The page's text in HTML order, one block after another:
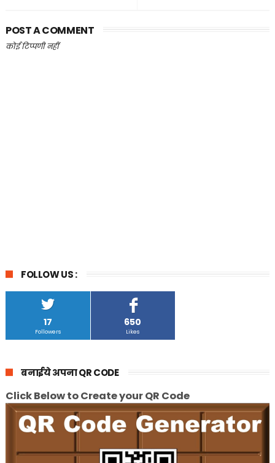
POST A COMMENT
कोई टिप्पणी नहीं
FOLLOW US :
17
Followers
650
Likes
बनाईये अपना QR CODE
Click Below to Create your QR Code